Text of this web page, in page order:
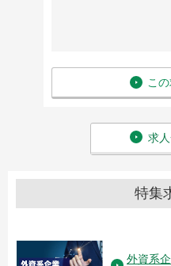
こ
求
特集
外資系